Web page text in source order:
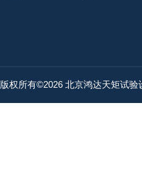
版权所有©2026 北京鸿达天矩试